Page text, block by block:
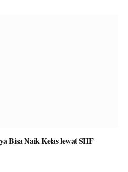
Bisa Naik Kelas lewat SHF